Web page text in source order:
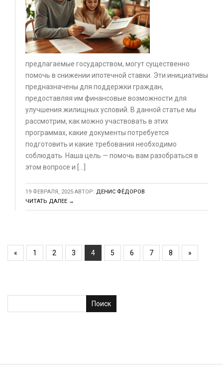
предлагаемые государством, могут существенно
помочь в снижении ипотечной ставки. Эти инициативы
предназначены для поддержки граждан,
предоставляя им финансовые возможности для
улучшения жилищных условий. В данной статье мы
рассмотрим, как можно участвовать в этих
программах, какие документы потребуется
подготовить и какие требования необходимо
соблюдать. Наша цель — помочь вам разобраться в
этом вопросе и […]
19 ФЕВРАЛЯ, 2025 АВТОР: ДЕНИС ФЁДОРОВ
ЧИТАТЬ ДАЛЕЕ →
« 1 2 3 4 5 6 7 8 »
Поиск